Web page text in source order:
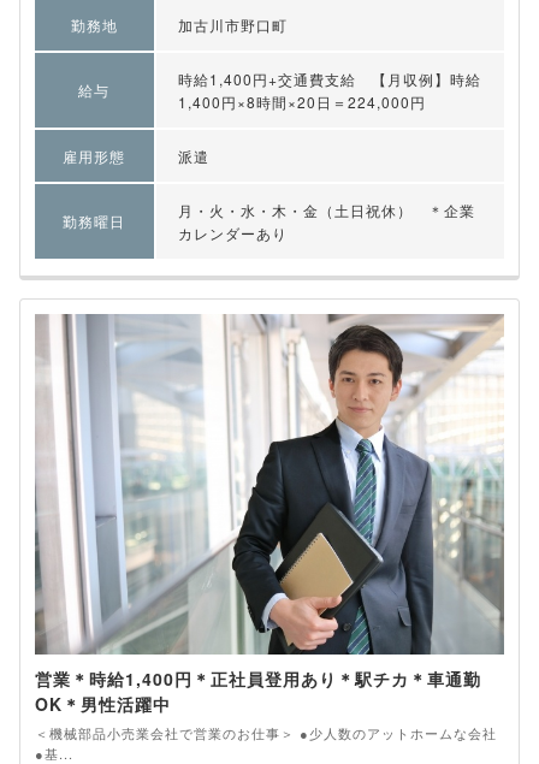
勤務地 加古川市野口町
給与
時給1,400円+交通費支給 【月収例】時給
1,400円×8時間×20日＝224,000円
雇用形態 派遣
勤務曜日
月・火・水・木・金（土日祝休） ＊企業
カレンダーあり
営業＊時給1,400円＊正社員登用あり＊駅チカ＊車通勤
OK＊男性活躍中
＜機械部品小売業会社で営業のお仕事＞ ●少人数のアットホームな会社
●基...